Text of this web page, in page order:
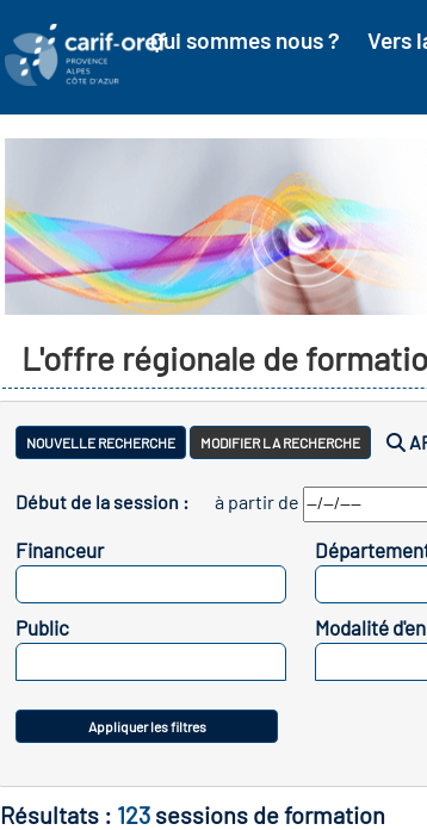
Qui sommes nous ?
Vers
L'offre régionale de
NOUVELLE RECHERCHE MODIFIER LA RECHERCHE
Début de la session : à partir de
Financeur
Public Modalité
Appliquer les filtres
Résultats : 123 sessions de formation